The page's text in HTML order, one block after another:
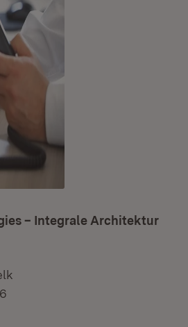
– Integrale Architektur